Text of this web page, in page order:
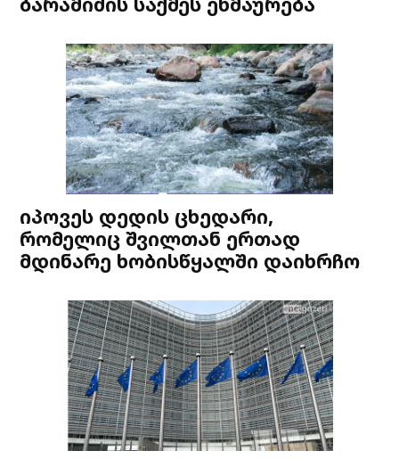
იპოვეს დედის ცხედარი,
რომელიც შვილთან ერთად
მდინარე ხობისწყალში დაიხრჩო